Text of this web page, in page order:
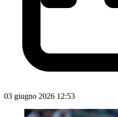
03 giugno 2026 12:53